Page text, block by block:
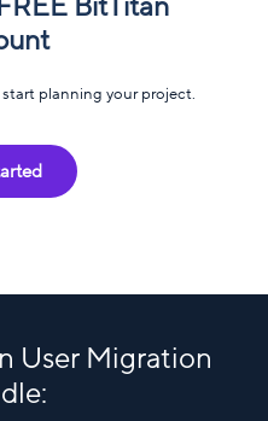
BitTitan
planning your project.
User Migration